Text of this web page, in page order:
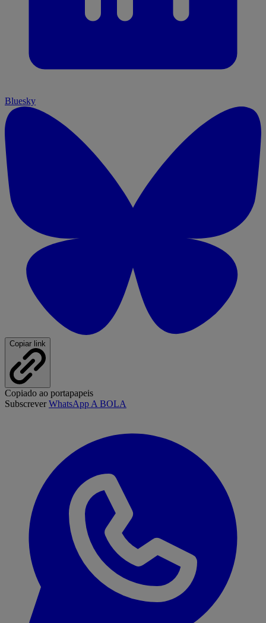
Bluesky
Copiar link
Copiado ao portapapeis
SubscreverWhatsApp A BOLA